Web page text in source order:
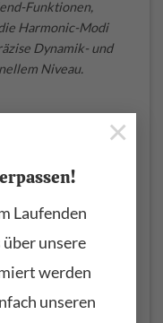
Laufenden
unsere
werden
unseren
×
Funktionen,
Harmonic-Modi
Dynamik- und
Niveau.
auch die
OptoFET
die sonst
englische
tatsächlich